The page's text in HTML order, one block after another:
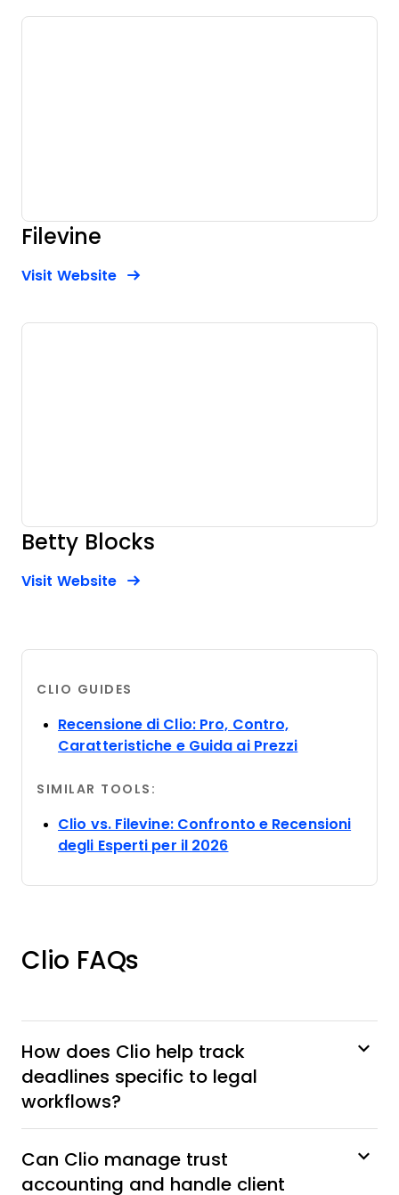
Filevine
Visit WebsiteOpens New Window
Betty Blocks
Visit WebsiteOpens New Window
CLIO GUIDES
Recensione di Clio: Pro, Contro,
Caratteristiche e Guida ai PrezziOpens new
SIMILAR TOOLS:
Clio vs. Filevine: Confronto e Recensioni
degli Esperti per il 2026Opens new window
Clio FAQs
How does Clio help track
deadlines specific to legal
workflows?
Can Clio manage trust
accounting and handle client